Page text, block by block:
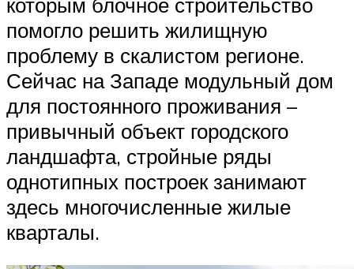
помогло решить жилищную
проблему в скалистом регионе.
Сейчас на Западе модульный дом
для постоянного проживания –
привычный объект городского
ландшафта, стройные ряды
однотипных построек занимают
здесь многочисленные жилые
кварталы.